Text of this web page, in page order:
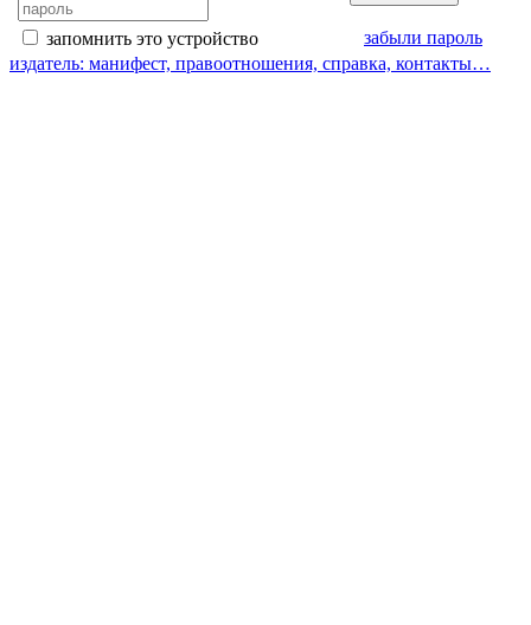
запомнить это устройство
забыли пароль
издатель: манифест, правоотношения, справка, контакты…